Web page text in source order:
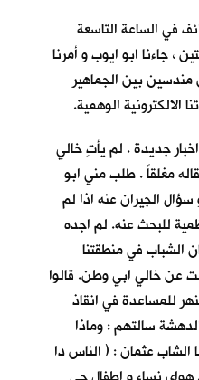
في الساعة التاسعة
، جاءنا ابو ايوب و أمرنا
مندسين بين الجماهير
الالكترونية الوهمية.
جديدة . لم يأتِ خالي
مغلقاً . طلب مني ابو
الجيران عنه اذا لم
للبحث عنه. لم اجده
الشباب في منطقتنا
عن خالي ابي وطن. قالوا
للمساعدة في انقاذ
سالتهم : وماذا
الشاب عثمان : ( الناس دا